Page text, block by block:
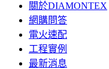
關於DIAMONTEX
網購問答
電火速配
工程實例
最新消息